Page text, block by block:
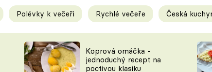
Tipy a triky
KAM ZA JÍDLEM
Polévky k večeři Rychlé večeře Česká
Koprová omáčka -
jednoduchý recept na
poctivou klasiku